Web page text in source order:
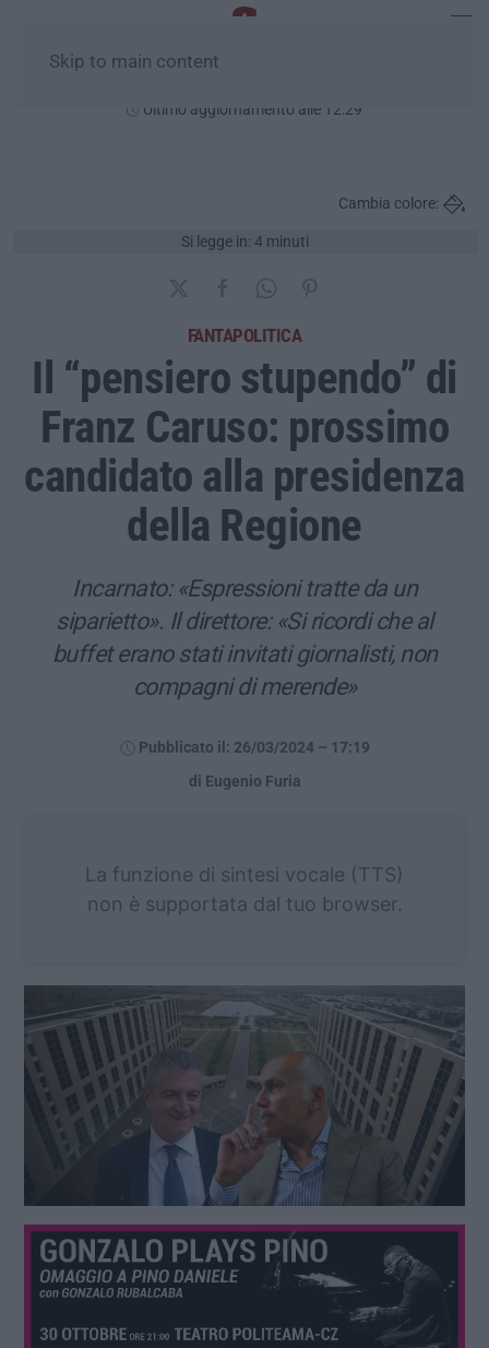
Skip to main content
Ultimo aggiornamento alle 12:29
Si legge in: 4 minuti
Cambia colore:
FANTAPOLITICA
Il “pensiero stupendo” di
Franz Caruso: prossimo
candidato alla presidenza
della Regione
Incarnato: «Espressioni tratte da un
siparietto». Il direttore: «Si ricordi che al
buffet erano stati invitati giornalisti, non
compagni di merende»
Pubblicato il: 26/03/2024 – 17:19
di Eugenio Furia
La funzione di sintesi vocale (TTS)
non è supportata dal tuo browser.